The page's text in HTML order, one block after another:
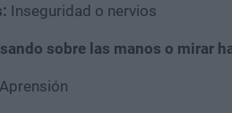
Inseguridad o nervios
sobre las manos o mirar
Aprensión